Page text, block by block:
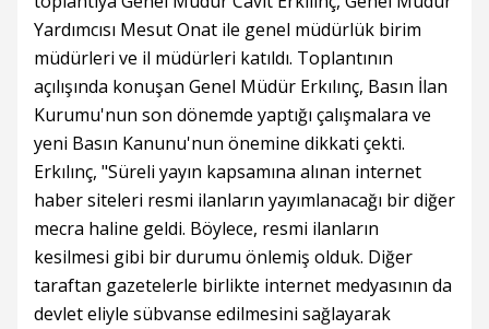
Yardımcısı Mesut Onat ile genel müdürlük birim
müdürleri ve il müdürleri katıldı. Toplantının
açılışında konuşan Genel Müdür Erkılınç, Basın İlan
Kurumu'nun son dönemde yaptığı çalışmalara ve
yeni Basın Kanunu'nun önemine dikkati çekti.
Erkılınç, "Süreli yayın kapsamına alınan internet
haber siteleri resmi ilanların yayımlanacağı bir diğer
mecra haline geldi. Böylece, resmi ilanların
kesilmesi gibi bir durumu önlemiş olduk. Diğer
taraftan gazetelerle birlikte internet medyasının da
devlet eliyle sübvanse edilmesini sağlayarak